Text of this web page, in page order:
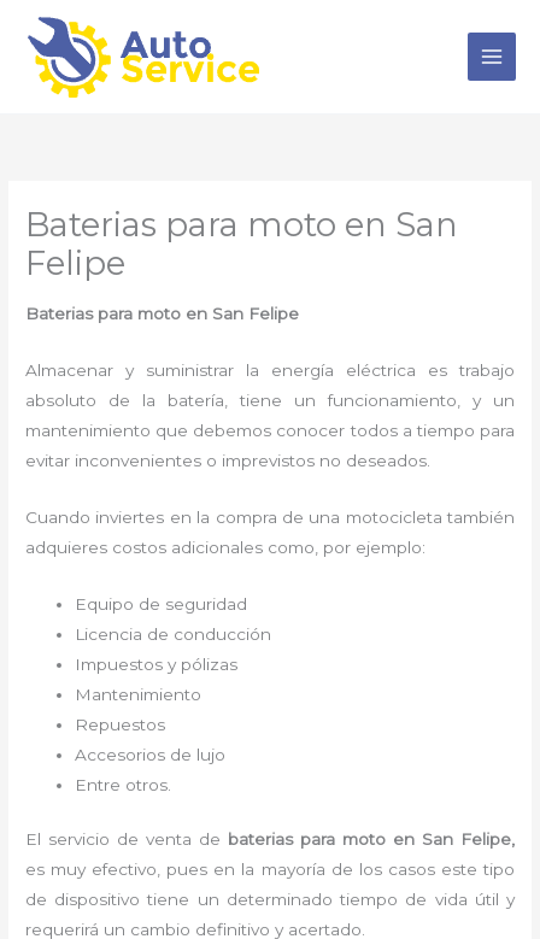
contenido
Baterias para moto en San
Felipe
Baterias para moto en San Felipe
Almacenar y suministrar la energía eléctrica es trabajo
absoluto de la batería, tiene un funcionamiento, y un
mantenimiento que debemos conocer todos a tiempo para
evitar inconvenientes o imprevistos no deseados.
Cuando inviertes en la compra de una motocicleta también
adquieres costos adicionales como, por ejemplo:
Equipo de seguridad
Licencia de conducción
Impuestos y pólizas
Mantenimiento
Repuestos
Accesorios de lujo
Entre otros.
El servicio de venta de baterias para moto en San Felipe,
es muy efectivo, pues en la mayoría de los casos este tipo
de dispositivo tiene un determinado tiempo de vida útil y
requerirá un cambio definitivo y acertado.